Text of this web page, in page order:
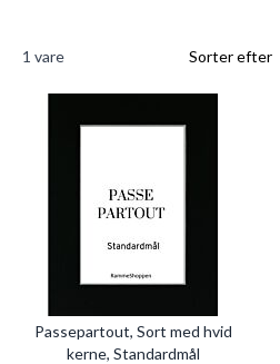
1 vare Sorter efter
Passepartout, Sort med hvid
kerne, Standardmål